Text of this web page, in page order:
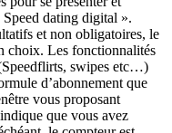
dating digital ».
et non obligatoires, le
choix. Les fonctionnalités
swipes etc…)
d’abonnement que
vous proposant
que vous avez